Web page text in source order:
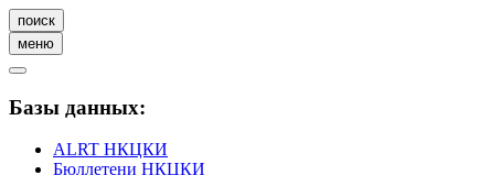
поиск
меню
Базы данных:
ALRT НКЦКИ
Бюллетени НКЦКИ